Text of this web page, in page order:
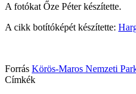
A fotókat Őze Péter készítette.
A cikk botítóképét készítette:
Forrás Körös-Maros Nemzeti
Címkék